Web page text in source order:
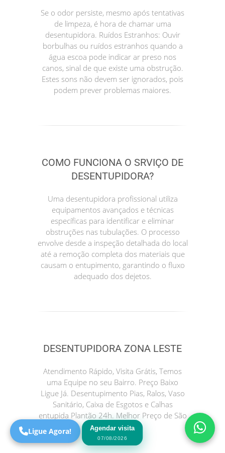
Se o odor persiste, mesmo após tentativas
de limpeza, é hora de chamar uma
desentupidora. Ruídos Estranhos: Ouvir
borbulhas ou ruídos estranhos quando a
água escoa pode indicar ar preso nos
canos, sinal de que existe uma obstrução.
Estes sons não devem ser ignorados, pois
podem prever problemas maiores.
COMO FUNCIONA O SRVIÇO DE
DESENTUPIDORA?
Uma desentupidora profissional utiliza
equipamentos avançados e técnicas
específicas para identificar e eliminar
obstruções nas tubulações. O processo
envolve desde a inspeção detalhada do local
até a remoção completa dos materiais que
causam o entupimento, garantindo o fluxo
adequado dos dejetos.
DESENTUPIDORA ZONA LESTE
Atendimento Rápido, Visita Grátis, Temos
uma Equipe no seu Bairro. Preço Baixo
Ligue Já. Desentupimento Pias, Ralos, Vaso
Sanitário, Caixa de Esgotos e Calhas
entupida Plantão 24h. Melhor Preço de São
Paulo.
Agendar visita
07/08/2026
Precisa de Ajuda?
São Paulo! Precisa de
ajuda?
Online
Ligue Agora!